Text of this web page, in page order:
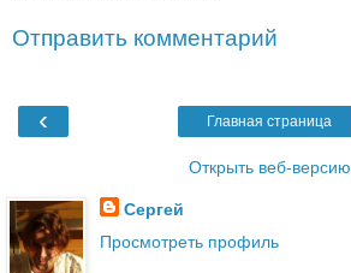
Отправить комментарий
‹ Главная страница
Открыть веб-версию
Сергей
Просмотреть профиль